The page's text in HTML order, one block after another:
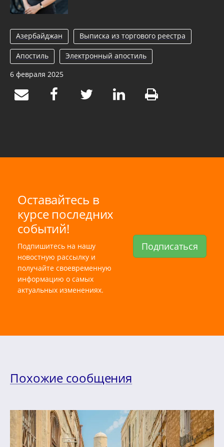
Азербайджан Выписка из торгового реестра
Апостиль
Электронный апостиль
6 февраля 2025
Оставайтесь в
курсе последних
событий!
Подпишитесь на нашу
новостную рассылку и
получайте своевременную
информацию о самых
актуальных изменениях.
Подписаться
Похожие сообщения